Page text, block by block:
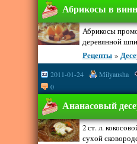
Абрикосы в
Абрикосы
деревянной
Рецепты »
2011-01-24 Milyausha
0
Ананасовый
2 ст. л.
сухой